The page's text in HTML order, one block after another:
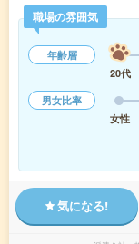
職場の雰囲気
年齢層
20代
男女比率
女性
気になる!